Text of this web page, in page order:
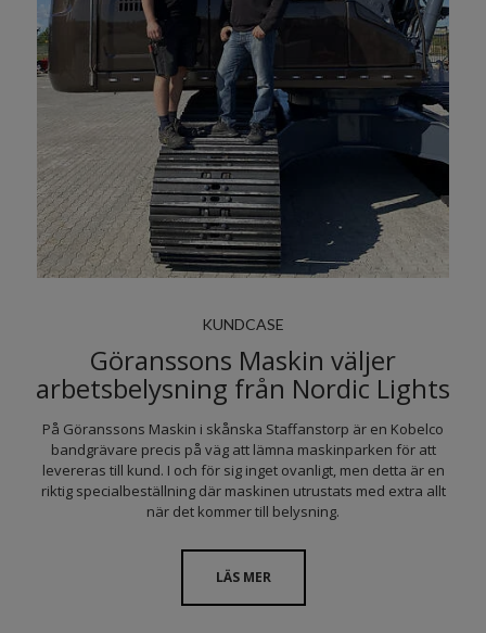
KUNDCASE
Göranssons Maskin väljer
arbetsbelysning från Nordic Lights
På Göranssons Maskin i skånska Staffanstorp är en Kobelco
bandgrävare precis på väg att lämna maskinparken för att
levereras till kund. I och för sig inget ovanligt, men detta är en
riktig specialbeställning där maskinen utrustats med extra allt
när det kommer till belysning.
LÄS MER